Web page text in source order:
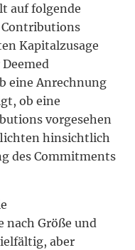
auf folgende
Contributions
Kapitalzusage
eine Anrechnung
ob eine
vorgesehen
hinsichtlich
des Commitments
Größe und
aber